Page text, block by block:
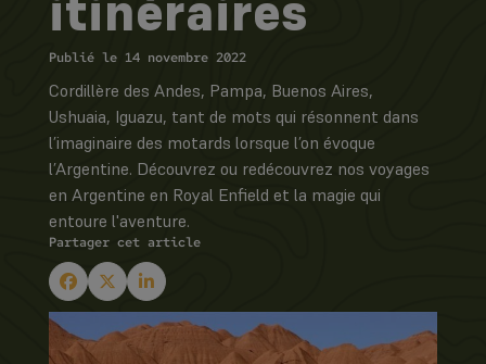
Publié le 14 novembre 2022
Cordillère des Andes, Pampa, Buenos Aires,
Ushuaia, Iguazu, tant de mots qui résonnent dans
l’imaginaire des motards lorsque l’on évoque
l’Argentine. Découvrez ou redécouvrez nos voyages
en Argentine en Royal Enfield et la magie qui
entoure l'aventure.
Partager cet article